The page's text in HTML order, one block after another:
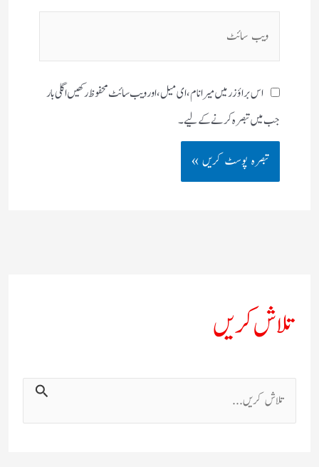
اس براؤزر میں میرا نام، ای میل، اور ویب سائٹ محفوظ رکھیں اگلی بار
جب میں تبصرہ کرنے کےلیے۔
تلاش کریں
ل